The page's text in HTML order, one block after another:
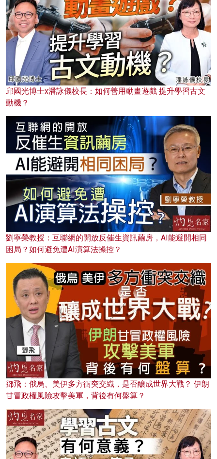
邱國光博士x潘詠儀校長：如何善用動畫遊戲 提升學習古文
動機？
劉寧榮教授：互聯網的開放反催生資訊繭房，AI能避開相同
困局？如何避免遭AI演算法操控？
鄧飛：俄烏、美伊多方衝突交織，是否釀成世界大戰？ 伊朗
甘冒政權風險攻擊美軍，背後有何盤算？